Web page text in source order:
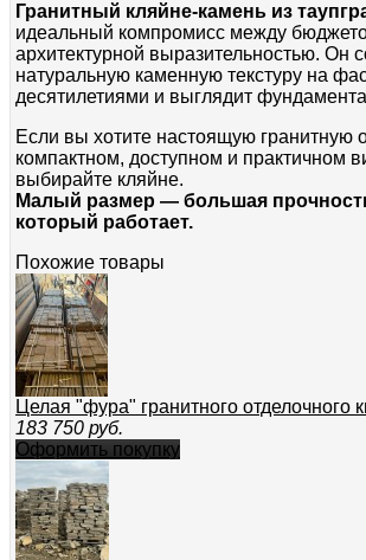
Гранитный кляйне-камень из
идеальный компромисс между
архитектурной выразительностью. Он
натуральную каменную текстуру на
десятилетиями и выглядит
Если вы хотите настоящую гранитную
компактном, доступном и практичном
выбирайте кляйне.
Малый размер — большая
который работает.
Похожие товары
Целая "фура" гранитного отделочного
183 750 руб.
Оформить покупку